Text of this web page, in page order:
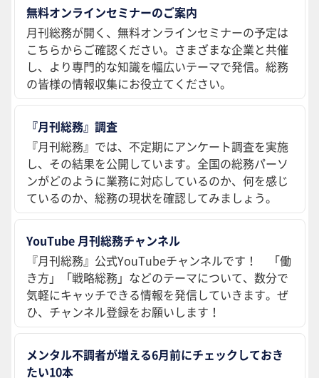
無料オンラインセミナーのご案内
月刊総務が開く、無料オンラインセミナーの予定は
こちらからご確認ください。さまざまな企業と共催
し、より専門的な知識を幅広いテーマで発信。総務
の皆様の情報収集にお役立てください。
『月刊総務』調査
『月刊総務』では、不定期にアンケート調査を実施
し、その結果を公開しています。全国の総務パーソ
ンがどのように業務に対応しているのか、何を感じ
ているのか、総務の現状を確認してみましょう。
YouTube 月刊総務チャンネル
『月刊総務』公式YouTubeチャンネルです！ 「働
き方」「戦略総務」などのテーマについて、数分で
気軽にキャッチできる情報を発信していきます。ぜ
ひ、チャンネル登録をお願いします！
メンタル不調者が増える6月前にチェックしておき
たい10本